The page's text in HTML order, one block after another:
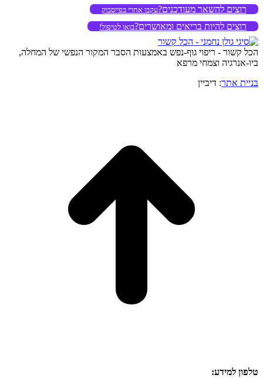
רוצים להשאר מעודכנים?עקבו אחרי בפייסבוק
רוצים להיות בריאים ומאושרים?בואו לטיפול!
הכל קשור - ריפוי גוף-נפש באמצעות הסבר המקור הנפשי של המחלה,
ביו-אנרגיה וצמחי מרפא
בניית אתר: דיביין
טלפון למידע: